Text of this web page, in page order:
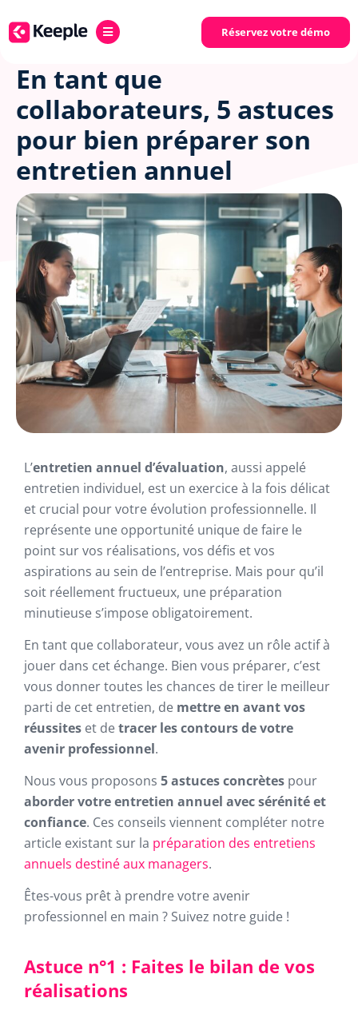
Réservez votre démo
En tant que
collaborateurs, 5 astuces
pour bien préparer son
entretien annuel
L’entretien annuel d’évaluation, aussi appelé
entretien individuel, est un exercice à la fois délicat
et crucial pour votre évolution professionnelle. Il
représente une opportunité unique de faire le
point sur vos réalisations, vos défis et vos
aspirations au sein de l’entreprise. Mais pour qu’il
soit réellement fructueux, une préparation
minutieuse s’impose obligatoirement.
En tant que collaborateur, vous avez un rôle actif à
jouer dans cet échange. Bien vous préparer, c’est
vous donner toutes les chances de tirer le meilleur
parti de cet entretien, de mettre en avant vos
réussites et detracer les contours de votre
avenir professionnel.
Nous vous proposons 5 astuces concrètes pour
aborder votre entretien annuel avec sérénité et
confiance. Ces conseils viennent compléter notre
article existant sur la préparation des entretiens
annuels destiné aux managers.
Êtes-vous prêt à prendre votre avenir
professionnel en main ? Suivez notre guide !
Astuce n°1 : Faites le bilan de vos
réalisations